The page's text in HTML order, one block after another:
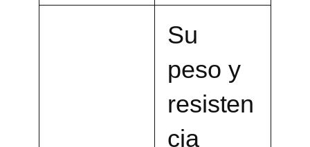
Su
peso y
resisten
cia